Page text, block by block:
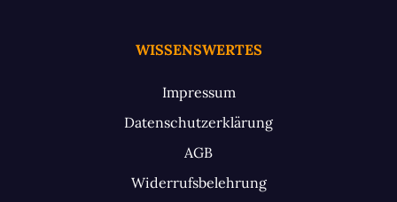
WISSENSWERTES
Impressum
Datenschutzerklärung
AGB
Widerrufsbelehrung